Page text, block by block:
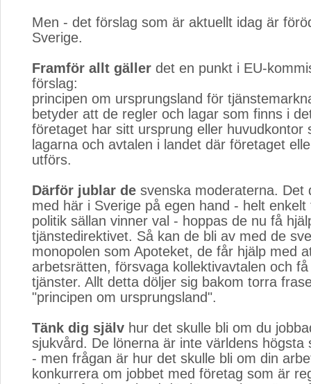
Men - det förslag som är aktuellt idag är
Sverige.
Framför allt gäller det en punkt i EU-
förslag:
principen om ursprungsland för
betyder att de regler och lagar som finns i
företaget har sitt ursprung eller huvudkontor
lagarna och avtalen i landet där företaget
utförs.
Därför jublar de svenska moderaterna. Det
med här i Sverige på egen hand - helt
politik sällan vinner val - hoppas de nu få
tjänstedirektivet. Så kan de bli av med de
monopolen som Apoteket, de får hjälp med
arbetsrätten, försvaga kollektivavtalen och
tjänster. Allt detta döljer sig bakom torra
"principen om ursprungsland".
Tänk dig själv hur det skulle bli om du
sjukvård. De lönerna är inte världens högsta
- men frågan är hur det skulle bli om din
konkurrera om jobbet med företag som är